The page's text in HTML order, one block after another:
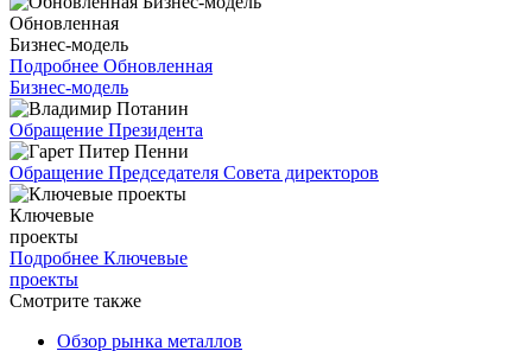
Обновленная
Бизнес-модель
Подробнее Обновленная
Бизнес-модель
Обращение Президента
Обращение Председателя Совета директоров
Ключевые
проекты
Подробнее Ключевые
проекты
Смотрите также
Обзор рынка металлов